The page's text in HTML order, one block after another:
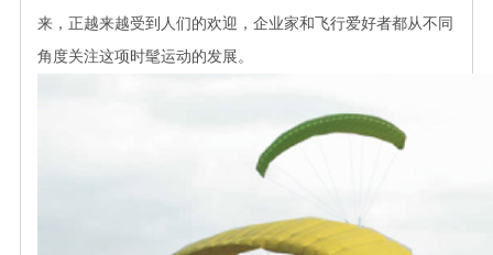
来，正越来越受到人们的欢迎，企业家和飞行爱好者都从不同
角度关注这项时髦运动的发展。